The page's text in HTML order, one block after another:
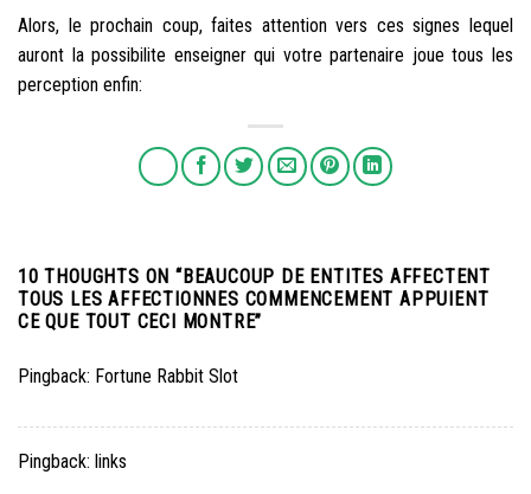
Alors, le prochain coup, faites attention vers ces signes lequel
auront la possibilite enseigner qui votre partenaire joue tous les
perception enfin:
10 THOUGHTS ON “ BEAUCOUP DE ENTITES AFFECTENT
TOUS LES AFFECTIONNES COMMENCEMENT APPUIENT
CE QUE TOUT CECI MONTRE”
Pingback: Fortune Rabbit Slot
Pingback: links